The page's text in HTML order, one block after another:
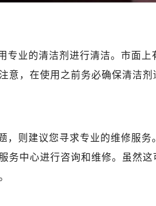
科金融中心C座12层1205室（需提
广场写字楼16层1603室（需提前
大厦12楼1224室（需提前预约）
B座22层04室（需提前预约）
专业的清洁剂进行清洁。市面上
意，在使用之前务必确保清洁剂
，则建议您寻求专业的维修服
务中心进行咨询和维修。虽然